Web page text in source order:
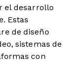
el desarrollo
Estas
de diseño
sistemas de
con